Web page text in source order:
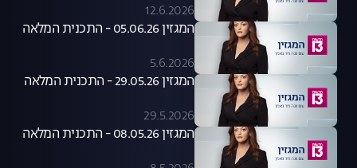
12.6.2026
המגזין 05.06.26 - התכנית המלאה
5.6.2026
המגזין 29.05.26 - התכנית המלאה
29.5.2026
המגזין 08.05.26 - התכנית המלאה